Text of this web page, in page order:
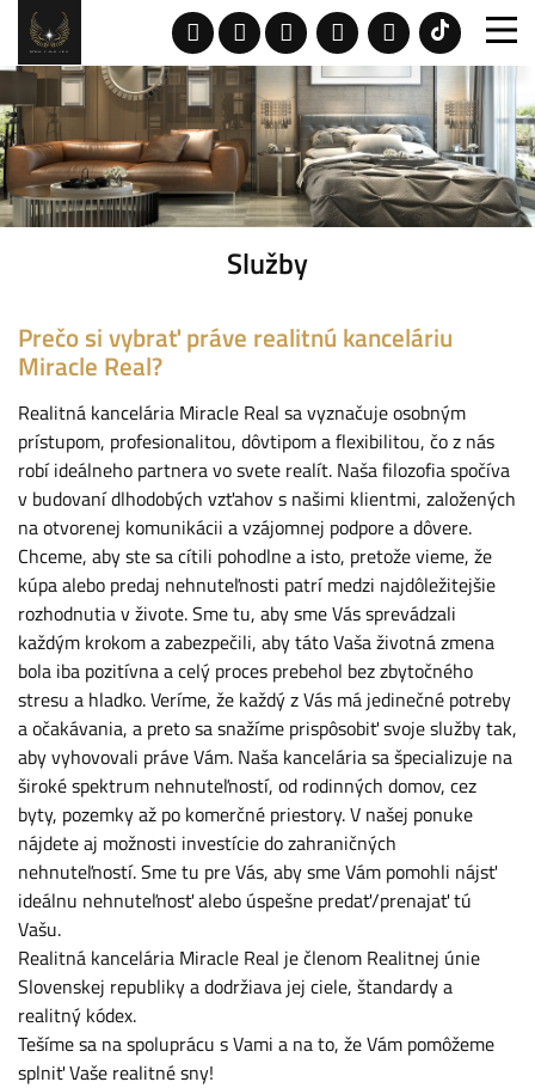
Služby
Prečo si vybrať práve realitnú kanceláriu
Miracle Real?
Realitná kancelária Miracle Real sa vyznačuje osobným
prístupom, profesionalitou, dôvtipom a flexibilitou, čo z nás
robí ideálneho partnera vo svete realít. Naša filozofia spočíva
v budovaní dlhodobých vzťahov s našimi klientmi, založených
na otvorenej komunikácii a vzájomnej podpore a dôvere.
Chceme, aby ste sa cítili pohodlne a isto, pretože vieme, že
kúpa alebo predaj nehnuteľnosti patrí medzi najdôležitejšie
rozhodnutia v živote. Sme tu, aby sme Vás sprevádzali
každým krokom a zabezpečili, aby táto Vaša životná zmena
bola iba pozitívna a celý proces prebehol bez zbytočného
stresu a hladko. Veríme, že každý z Vás má jedinečné potreby
a očakávania, a preto sa snažíme prispôsobiť svoje služby tak,
aby vyhovovali práve Vám. Naša kancelária sa špecializuje na
široké spektrum nehnuteľností, od rodinných domov, cez
byty, pozemky až po komerčné priestory. V našej ponuke
nájdete aj možnosti investície do zahraničných
nehnuteľností. Sme tu pre Vás, aby sme Vám pomohli nájsť
ideálnu nehnuteľnosť alebo úspešne predať/prenajať tú
Vašu.
Realitná kancelária Miracle Real je členom Realitnej únie
Slovenskej republiky a dodržiava jej ciele, štandardy a
realitný kódex.
Tešíme sa na spoluprácu s Vami a na to, že Vám pomôžeme
splniť Vaše realitné sny!